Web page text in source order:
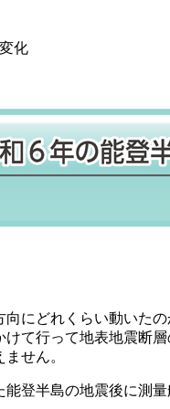
化
にどれくらい動いた
て行って地表地震断
せん。
登半島の地震後に測